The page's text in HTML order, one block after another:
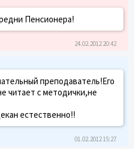
Пенсионера!
24.02.2012 20:42
преподаватель!Его
читает с методички,не
естественно!!
01.02.2012 15:27